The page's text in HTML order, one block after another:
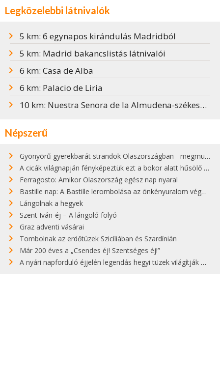
Legközelebbi látnivalók
5 km: 6 egynapos kirándulás Madridból
5 km: Madrid bakancslistás látnivalói
6 km: Casa de Alba
6 km: Palacio de Liria
10 km: Nuestra Senora de la Almudena-székesegyház
Népszerű
Gyönyörű gyerekbarát strandok Olaszországban - megmutatjuk a 15 legjobbat
A cicák világnapján fényképeztük ezt a bokor alatt hűsölő cicát Kisorosziban
Ferragosto: Amikor Olaszország egész nap nyaral
Bastille nap: A Bastille lerombolása az önkényuralom végét jelentette
Lángolnak a hegyek
Szent Iván-éj – A lángoló folyó
Graz adventi vásárai
Tombolnak az erdőtüzek Szicíliában és Szardínián
Már 200 éves a „Csendes éj! Szentséges éj!”
A nyári napforduló éjjelén legendás hegyi tüzek világítják meg Zugspitzét